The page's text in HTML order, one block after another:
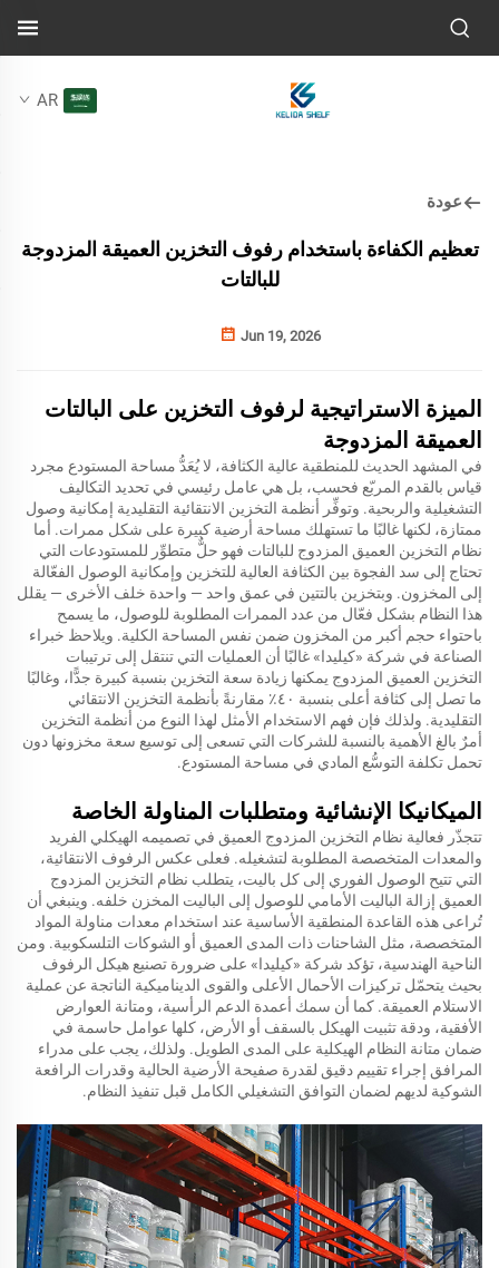
AR
عودة
تعظيم الكفاءة باستخدام رفوف التخزين العميقة المزدوجة
للبالتات
Jun 19, 2026
الميزة الاستراتيجية لرفوف التخزين على البالتات
العميقة المزدوجة
في المشهد الحديث للمنطقية عالية الكثافة، لا يُعَدُّ مساحة المستودع مجرد
قياس بالقدم المربّع فحسب، بل هي عامل رئيسي في تحديد التكاليف
التشغيلية والربحية. وتوفِّر أنظمة التخزين الانتقائية التقليدية إمكانية وصول
ممتازة، لكنها غالبًا ما تستهلك مساحة أرضية كبيرة على شكل ممرات. أما
نظام التخزين العميق المزدوج للبالتات فهو حلٌّ متطوِّر للمستودعات التي
تحتاج إلى سد الفجوة بين الكثافة العالية للتخزين وإمكانية الوصول الفعّالة
إلى المخزون. وبتخزين بالتتين في عمق واحد — واحدة خلف الأخرى — يقلل
هذا النظام بشكل فعّال من عدد الممرات المطلوبة للوصول، ما يسمح
باحتواء حجم أكبر من المخزون ضمن نفس المساحة الكلية. ويلاحظ خبراء
الصناعة في شركة «كيليدا» غالبًا أن العمليات التي تنتقل إلى ترتيبات
التخزين العميق المزدوج يمكنها زيادة سعة التخزين بنسبة كبيرة جدًّا، وغالبًا
ما تصل إلى كثافة أعلى بنسبة ٤٠٪ مقارنةً بأنظمة التخزين الانتقائي
التقليدية. ولذلك فإن فهم الاستخدام الأمثل لهذا النوع من أنظمة التخزين
أمرٌ بالغ الأهمية بالنسبة للشركات التي تسعى إلى توسيع سعة مخزونها دون
تحمل تكلفة التوسُّع المادي في مساحة المستودع.
الميكانيكا الإنشائية ومتطلبات المناولة الخاصة
تتجذّر فعالية نظام التخزين المزدوج العميق في تصميمه الهيكلي الفريد
والمعدات المتخصصة المطلوبة لتشغيله. فعلى عكس الرفوف الانتقائية،
التي تتيح الوصول الفوري إلى كل باليت، يتطلب نظام التخزين المزدوج
العميق إزالة الباليت الأمامي للوصول إلى الباليت المخزن خلفه. وينبغي أن
تُراعى هذه القاعدة المنطقية الأساسية عند استخدام معدات مناولة المواد
المتخصصة، مثل الشاحنات ذات المدى العميق أو الشوكات التلسكوبية. ومن
الناحية الهندسية، تؤكد شركة «كيليدا» على ضرورة تصنيع هيكل الرفوف
بحيث يتحمّل تركيزات الأحمال الأعلى والقوى الديناميكية الناتجة عن عملية
الاستلام العميقة. كما أن سمك أعمدة الدعم الرأسية، ومتانة العوارض
الأفقية، ودقة تثبيت الهيكل بالسقف أو الأرض، كلها عوامل حاسمة في
ضمان متانة النظام الهيكلية على المدى الطويل. ولذلك، يجب على مدراء
المرافق إجراء تقييم دقيق لقدرة صفيحة الأرضية الحالية وقدرات الرافعة
الشوكية لديهم لضمان التوافق التشغيلي الكامل قبل تنفيذ النظام.